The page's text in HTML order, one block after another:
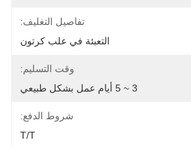
تفاصيل التغليف:
التعبئة في علب كرتون
وقت التسليم:
3 ~ 5 أيام عمل بشكل طبيعي
شروط الدفع:
T/T